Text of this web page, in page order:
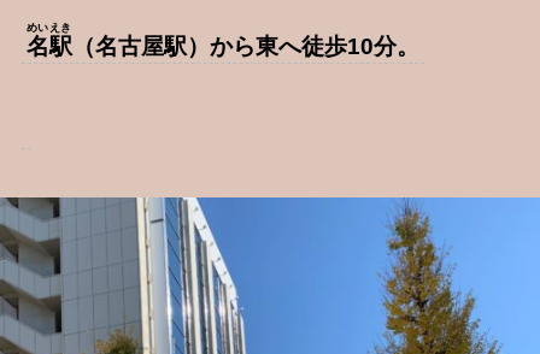
名駅
めいえき
（名古屋駅）から東へ徒歩10分。